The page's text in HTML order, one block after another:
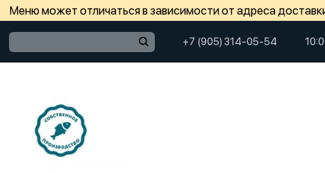
Меню может отличаться в зависимости от адреса
+7 (905) 314-05-54